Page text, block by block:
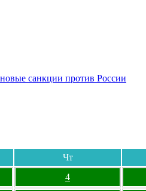
санкции против России
Чт
4